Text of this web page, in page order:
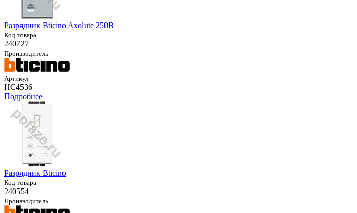
Разрядник Bticino Axolute 250В
Код товара
240727
Производитель
Артикул
HC4536
Подробнее
Разрядник Bticino
Код товара
240554
Производитель